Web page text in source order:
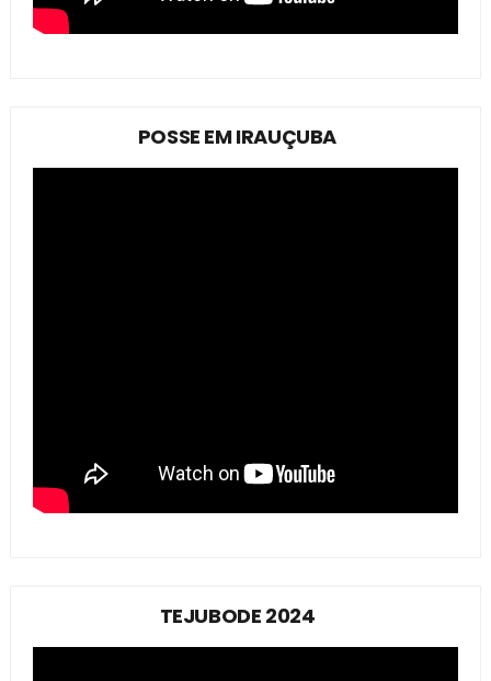
POSSE EM IRAUÇUBA
TEJUBODE 2024